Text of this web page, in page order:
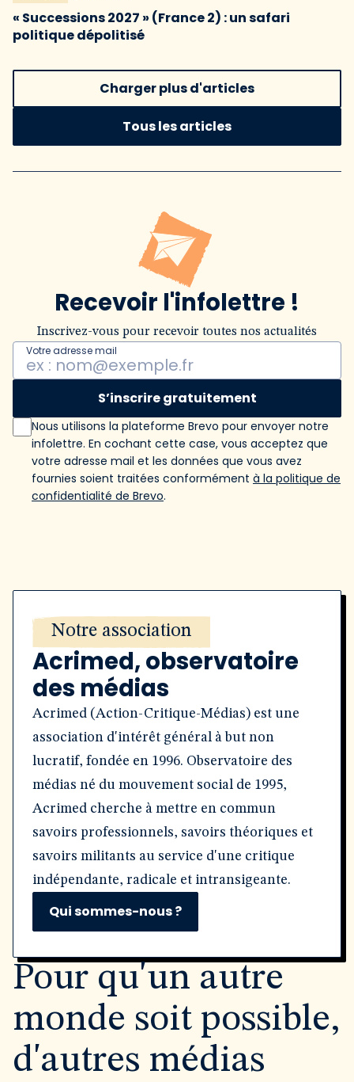
« Successions 2027 » (France 2) : un safari
politique dépolitisé
Charger plus d'articles
Tous les articles
Recevoir l'infolettre !
Inscrivez-vous pour recevoir toutes nos actualités
Votre adresse mail
S’inscrire gratuitement
Nous utilisons la plateforme Brevo pour envoyer notre
infolettre. En cochant cette case, vous acceptez que
votre adresse mail et les données que vous avez
fournies soient traitées conformément à la politique de
confidentialité de Brevo.
Notre association
Acrimed, observatoire
des médias
Acrimed (Action-Critique-Médias) est une
association d'intérêt général à but non
lucratif, fondée en 1996. Observatoire des
médias né du mouvement social de 1995,
Acrimed cherche à mettre en commun
savoirs professionnels, savoirs théoriques et
savoirs militants au service d'une critique
indépendante, radicale et intransigeante.
Qui sommes-nous ?
Pour qu'un autre
monde soit possible,
d'autres médias